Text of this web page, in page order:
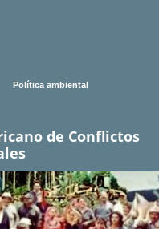
Política ambiental
de Conflictos